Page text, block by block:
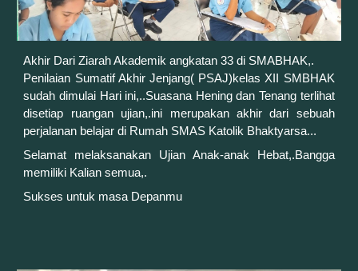
Akhir Dari Ziarah Akademik angkatan 33 di SMABHAK,.
Penilaian Sumatif Akhir Jenjang( PSAJ)kelas XII SMBHAK
sudah dimulai Hari ini,..Suasana Hening dan Tenang terlihat
disetiap ruangan ujian,.ini merupakan akhir dari sebuah
perjalanan belajar di Rumah SMAS Katolik Bhaktyarsa...
Selamat melaksanakan Ujian Anak-anak Hebat,.Bangga
memiliki Kalian semua,.
Sukses untuk masa Depanmu